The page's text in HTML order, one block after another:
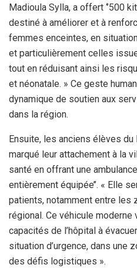
Madioula Sylla, a offert ‘’500
destiné à améliorer et à
femmes enceintes, en
et particulièrement celles
tout en réduisant ainsi les
et néonatale. » Ce geste
dynamique de soutien aux
dans la région.
Ensuite, les anciens élèves du
marqué leur attachement à la
santé en offrant une
entièrement équipée’’. « Elle
patients, notamment entre les
régional. Ce véhicule
capacités de l’hôpital à
situation d’urgence, dans une
des défis logistiques ».